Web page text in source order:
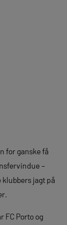
for ganske få
–
jagt på
FC Porto og